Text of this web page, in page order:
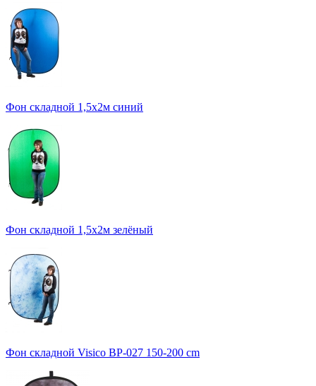
Фон складной 1,5х2м синий
Фон складной 1,5х2м зелёный
Фон складной Visico BP-027 150-200 cm